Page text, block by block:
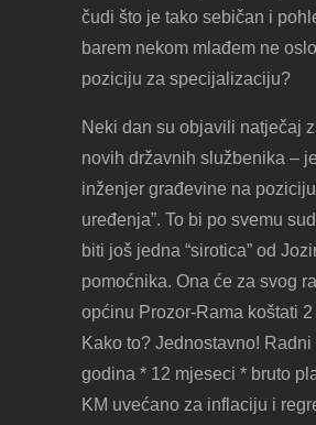
čudi što je tako sebičan i
barem nekom mlađem ne
poziciju za specijalizaciju?
Neki dan su objavili natječaj
novih državnih službenika –
inženjer građevine na
uređenja”. To bi po svemu
biti još jedna “sirotica” od
pomoćnika. Ona će za svog
općinu Prozor-Rama koštati
Kako to? Jednostavno!
godina * 12 mjeseci * bruto
KM uvećano za inflaciju i